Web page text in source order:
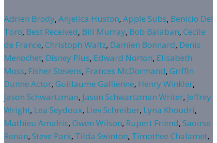
Adrien Brody, Anjelica Huston, Apple Subs, Benicio Del
Toro, Best Received, Bill Murray, Bob Balaban, Cecile
de France, Christoph Waltz, Damien Bonnard, Denis
Menochet, Disney Plus, Edward Norton, Elisabeth
Moss, Fisher Stevens, Frances McDormand, Griffin
Dunne Actor, Guillaume Gallienne, Henry Winkler,
Jason Schwartzman, Jason Schwartzman Writer, Jeffrey
Wright, Lea Seydoux, Liev Schreiber, Lyna Khoudri,
Mathieu Amalric, Owen Wilson, Rupert Friend, Saoirse
Ronan, Steve Park, Tilda Swinton, Timothee Chalamet,